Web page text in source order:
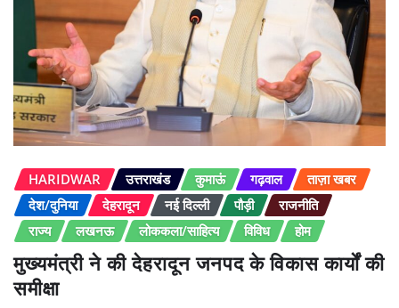
HARIDWAR उत्तराखंड कुमाऊं गढ़वाल
ताज़ा खबर
देश/दुनिया
देहरादून नई दिल्ली पौड़ी
राजनीति
राज्य
लखनऊ लोककला/साहित्य विविध होम
मुख्यमंत्री ने की देहरादून जनपद के विकास कार्यों की
समीक्षा